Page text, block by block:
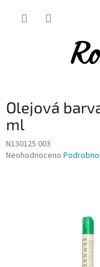
Olejová
ml
N130125 003
Průměrné
Neohodnoceno